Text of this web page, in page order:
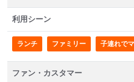
利用シーン
ランチ ファミリー 子連れで
ファン・カスタマー